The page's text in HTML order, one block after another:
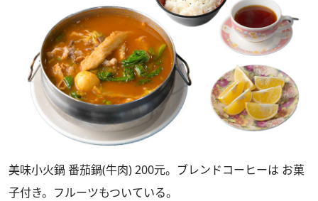
美味小火鍋 番茄鍋(牛肉) 200元。ブレンドコーヒーは お菓
子付き。フルーツもついている。